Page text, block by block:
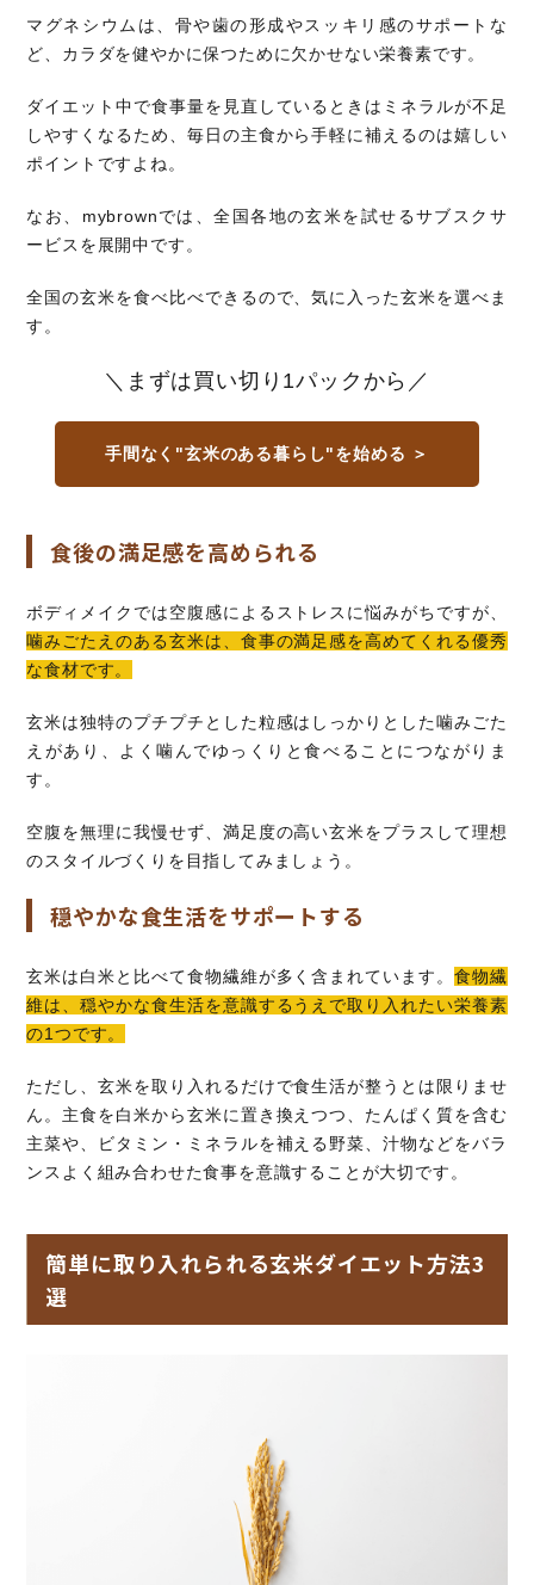
マグネシウムは、骨や歯の形成やスッキリ感のサポートな
ど、カラダを健やかに保つために欠かせない栄養素です。
ダイエット中で食事量を見直しているときはミネラルが不足
しやすくなるため、毎日の主食から手軽に補えるのは嬉しい
ポイントですよね。
なお、mybrownでは、全国各地の玄米を試せるサブスクサ
ービスを展開中です。
全国の玄米を食べ比べできるので、気に入った玄米を選べま
す。
＼まずは買い切り1パックから／
手間なく"玄米のある暮らし"を始める ＞
食後の満足感を高められる
ボディメイクでは空腹感によるストレスに悩みがちですが、
噛みごたえのある玄米は、食事の満足感を高めてくれる優秀
な食材です。
玄米は独特のプチプチとした粒感はしっかりとした噛みごた
えがあり、よく噛んでゆっくりと食べることにつながりま
す。
空腹を無理に我慢せず、満足度の高い玄米をプラスして理想
のスタイルづくりを目指してみましょう。
穏やかな食生活をサポートする
玄米は白米と比べて食物繊維が多く含まれています。 食物繊
維は、穏やかな食生活を意識するうえで取り入れたい栄養素
の1つです。
ただし、玄米を取り入れるだけで食生活が整うとは限りませ
ん。主食を白米から玄米に置き換えつつ、たんぱく質を含む
主菜や、ビタミン・ミネラルを補える野菜、汁物などをバラ
ンスよく組み合わせた食事を意識することが大切です。
簡単に取り入れられる玄米ダイエット方法3
選